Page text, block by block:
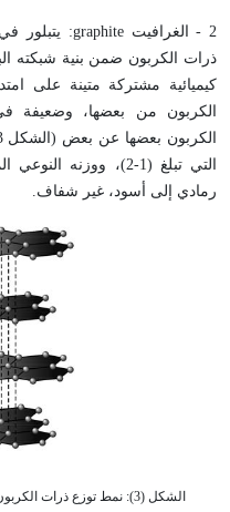
2 - الغرافيت graphite: يتبلور
ذرات الكربون ضمن بنية شبكته
كيميائية مشتركة متينة على
الكربون من بعضها، وضعيفة
رمادي إلى أسود، غير شفاف.
الشكل (3): نمط توزع ذرات الكربون ضمن الشبكة البلورية لمعدن الغرافيت.